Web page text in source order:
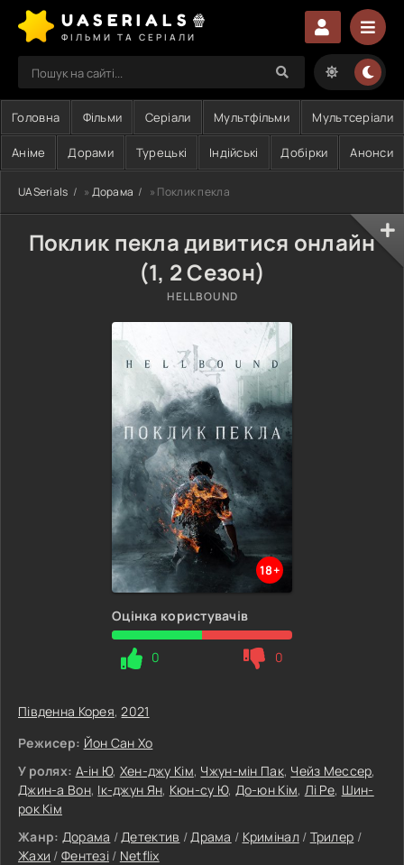
UASERIALS🍿
ФІЛЬМИ ТА СЕРІАЛИ
Головна Фільми Серіали Мультфільми Мультсеріали
Аніме Дорами Турецькі Індійські Добірки Анонси
UASerials » Дорама » Поклик пекла
Поклик пекла дивитися онлайн
(1, 2 Сезон)
HELLBOUND
18+
Оцінка користувачів
0 0
Південна Корея,2021
Режисер: Йон Сан Хо
У ролях: А-ін Ю, Хен-джу Кім, Чжун-мін Пак, Чейз Мессер,
Джин-а Вон, Ік-джун Ян, Кюн-су Ю, До-юн Кім, Лі Ре, Шин-
рок Кім
Жанр: Дорама /Детектив /Драма / Кримінал / Трилер /
Жахи / Фентезі/ Netflix